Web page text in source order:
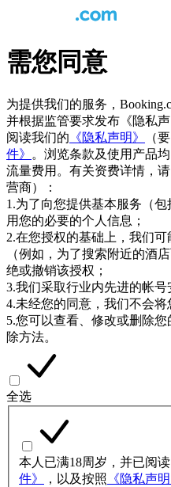
需您同意
为提供我们的服务，
并根据监管要求发布《隐私
阅读我们的 《隐私声明》 （
件》
。浏览条款及使用产品
流量费用。有关资费详情，
营商）：
1.为了向您提供基本服务（
用您的必要的个人信息；
2.在您授权的基础上，我们
（例如，为了搜索附近的酒
绝或撤销该授权；
3.我们采取行业内先进的帐号
4.未经您的同意，我们不会将
5.您可以查看、修改或删除
除方法。
全选
本人已满18周岁，并已阅
件》
，以及按照 《隐私声明